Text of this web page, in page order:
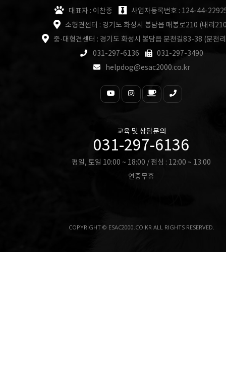
대표자 : 이찬종
사업자등록번호 : 124-44-
소형견센터 : 경기도 화성시 봉담읍 매봉로210 (내리
중·대형견센터 : 경기도 화성시 봉담읍 분천길83-38 (분천
031-297-6136
031-297-3490
helpdog@esac2000.co.kr
교육 및 상담문의
031-297-6136
평일, 토일 10:00 ~ 18:00 / 점심 : 12:00 ~ 13:00
연중무휴
COPYRIGHT © ESAC2000.CO.KR ALL RIGHTS RESERVED.